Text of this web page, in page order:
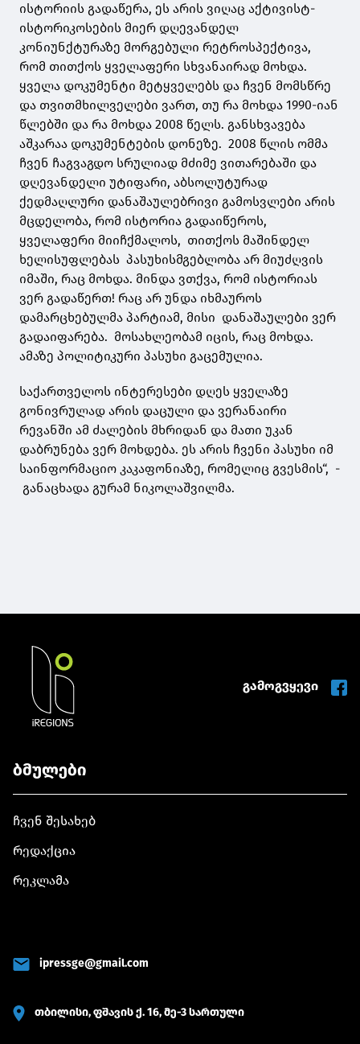
ისტორიის გადაწერა, ეს არის ვიღაც აქტივისტ-
ისტორიკოსების მიერ დღევანდელ
კონიუნქტურაზე მორგებული რეტროსპექტივა,
რომ თითქოს ყველაფერი სხვანაირად მოხდა.
ყველა დოკუმენტი მეტყველებს და ჩვენ მომსწრე
და თვითმხილველები ვართ, თუ რა მოხდა 1990-იან
წლებში და რა მოხდა 2008 წელს. განსხვავება
აშკარაა დოკუმენტების დონეზე. 2008 წლის ომმა
ჩვენ ჩაგვაგდო სრულიად მძიმე ვითარებაში და
დღევანდელი უტიფარი, აბსოლუტურად
ქედმაღლური დანაშაულებრივი გამოსვლები არის
მცდელობა, რომ ისტორია გადაიწეროს,
ყველაფერი მიიჩქმალოს, თითქოს მაშინდელ
ხელისუფლებას პასუხისმგებლობა არ მიუძღვის
იმაში, რაც მოხდა. მინდა ვთქვა, რომ ისტორიას
ვერ გადაწერთ! რაც არ უნდა იხმაუროს
დამარცხებულმა პარტიამ, მისი დანაშაულები ვერ
გადაიფარება. მოსახლეობამ იცის, რაც მოხდა.
ამაზე პოლიტიკური პასუხი გაცემულია.
საქართველოს ინტერესები დღეს ყველაზე
გონივრულად არის დაცული და ვერანაირი
რევანში ამ ძალების მხრიდან და მათი უკან
დაბრუნება ვერ მოხდება. ეს არის ჩვენი პასუხი იმ
საინფორმაციო კაკაფონიაზე, რომელიც გვესმის“, -
განაცხადა გურამ ნიკოლაშვილმა.
გამოგვყევი
ბმულები
ჩვენ შესახებ
რედაქცია
რეკლამა
ipressge@gmail.com
თბილისი, ფშავის ქ. 16, მე-3 სართული